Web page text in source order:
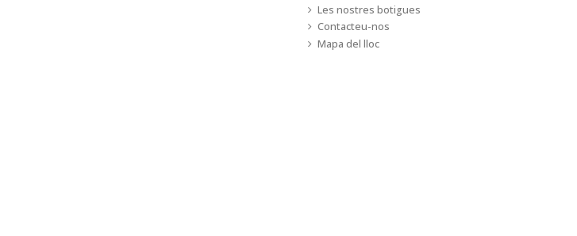
Les nostres botigues
Contacteu-nos
Mapa del lloc